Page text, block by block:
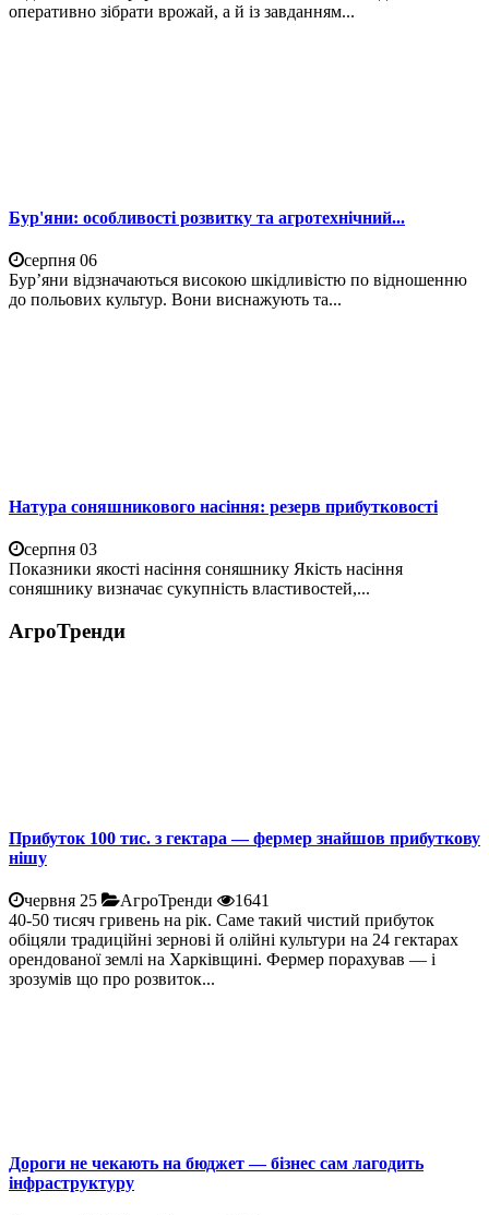
оперативно зібрати врожай, а й із завданням...
Бур'яни: особливості розвитку та агротехнічний...
серпня 06
Бур’яни відзначаються високою шкідливістю по відношенню
до польових культур. Вони виснажують та...
Натура соняшникового насіння: резерв прибутковості
серпня 03
Показники якості насіння соняшнику Якість насіння
соняшнику визначає сукупність властивостей,...
АгроТренди
Прибуток 100 тис. з гектара — фермер знайшов прибуткову
нішу
червня 25 АгроТренди
1641
40-50 тисяч гривень на рік. Саме такий чистий прибуток
обіцяли традиційні зернові й олійні культури на 24 гектарах
орендованої землі на Харківщині. Фермер порахував — і
зрозумів що про розвиток...
Дороги не чекають на бюджет — бізнес сам лагодить
інфраструктуру